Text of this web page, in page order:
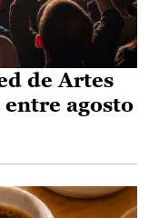
de Artes
entre agosto